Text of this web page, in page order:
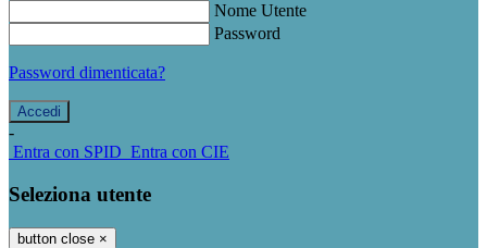
Nome Utente
Password
Password dimenticata?
-
Entra con SPID Entra con CIE
Seleziona utente
button close ×